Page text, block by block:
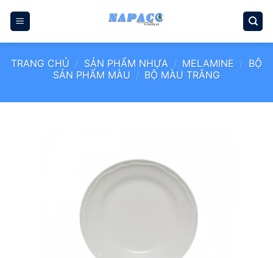
qua
TRANG CHỦ / SẢN PHẨM NHỰA / MELAMINE / BỘ
SẢN PHẨM MÀU / BỘ MÀU TRẮNG